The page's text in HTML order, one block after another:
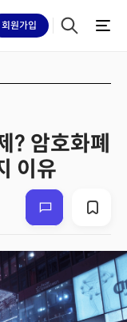
회원가입
? 암호화폐
이유